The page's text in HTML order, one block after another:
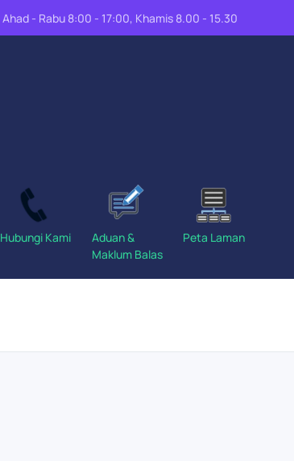
Ahad - Rabu 8:00 - 17:00, Khamis 8.00 - 15.30
Hubungi Kami
Aduan &
Maklum Balas
Peta Laman